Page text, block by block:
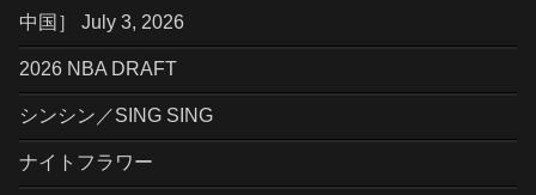
中国］ July 3, 2026
2026 NBA DRAFT
シンシン／SING SING
ナイトフラワー